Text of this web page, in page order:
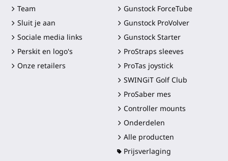
Team
Sluit je aan
Sociale media links
Perskit en logo's
Onze retailers
Gunstock ForceTube
Gunstock ProVolver
Gunstock Starter
ProStraps sleeves
ProTas joystick
SWINGiT Golf Club
ProSaber mes
Controller mounts
Onderdelen
Alle producten
Prijsverlaging